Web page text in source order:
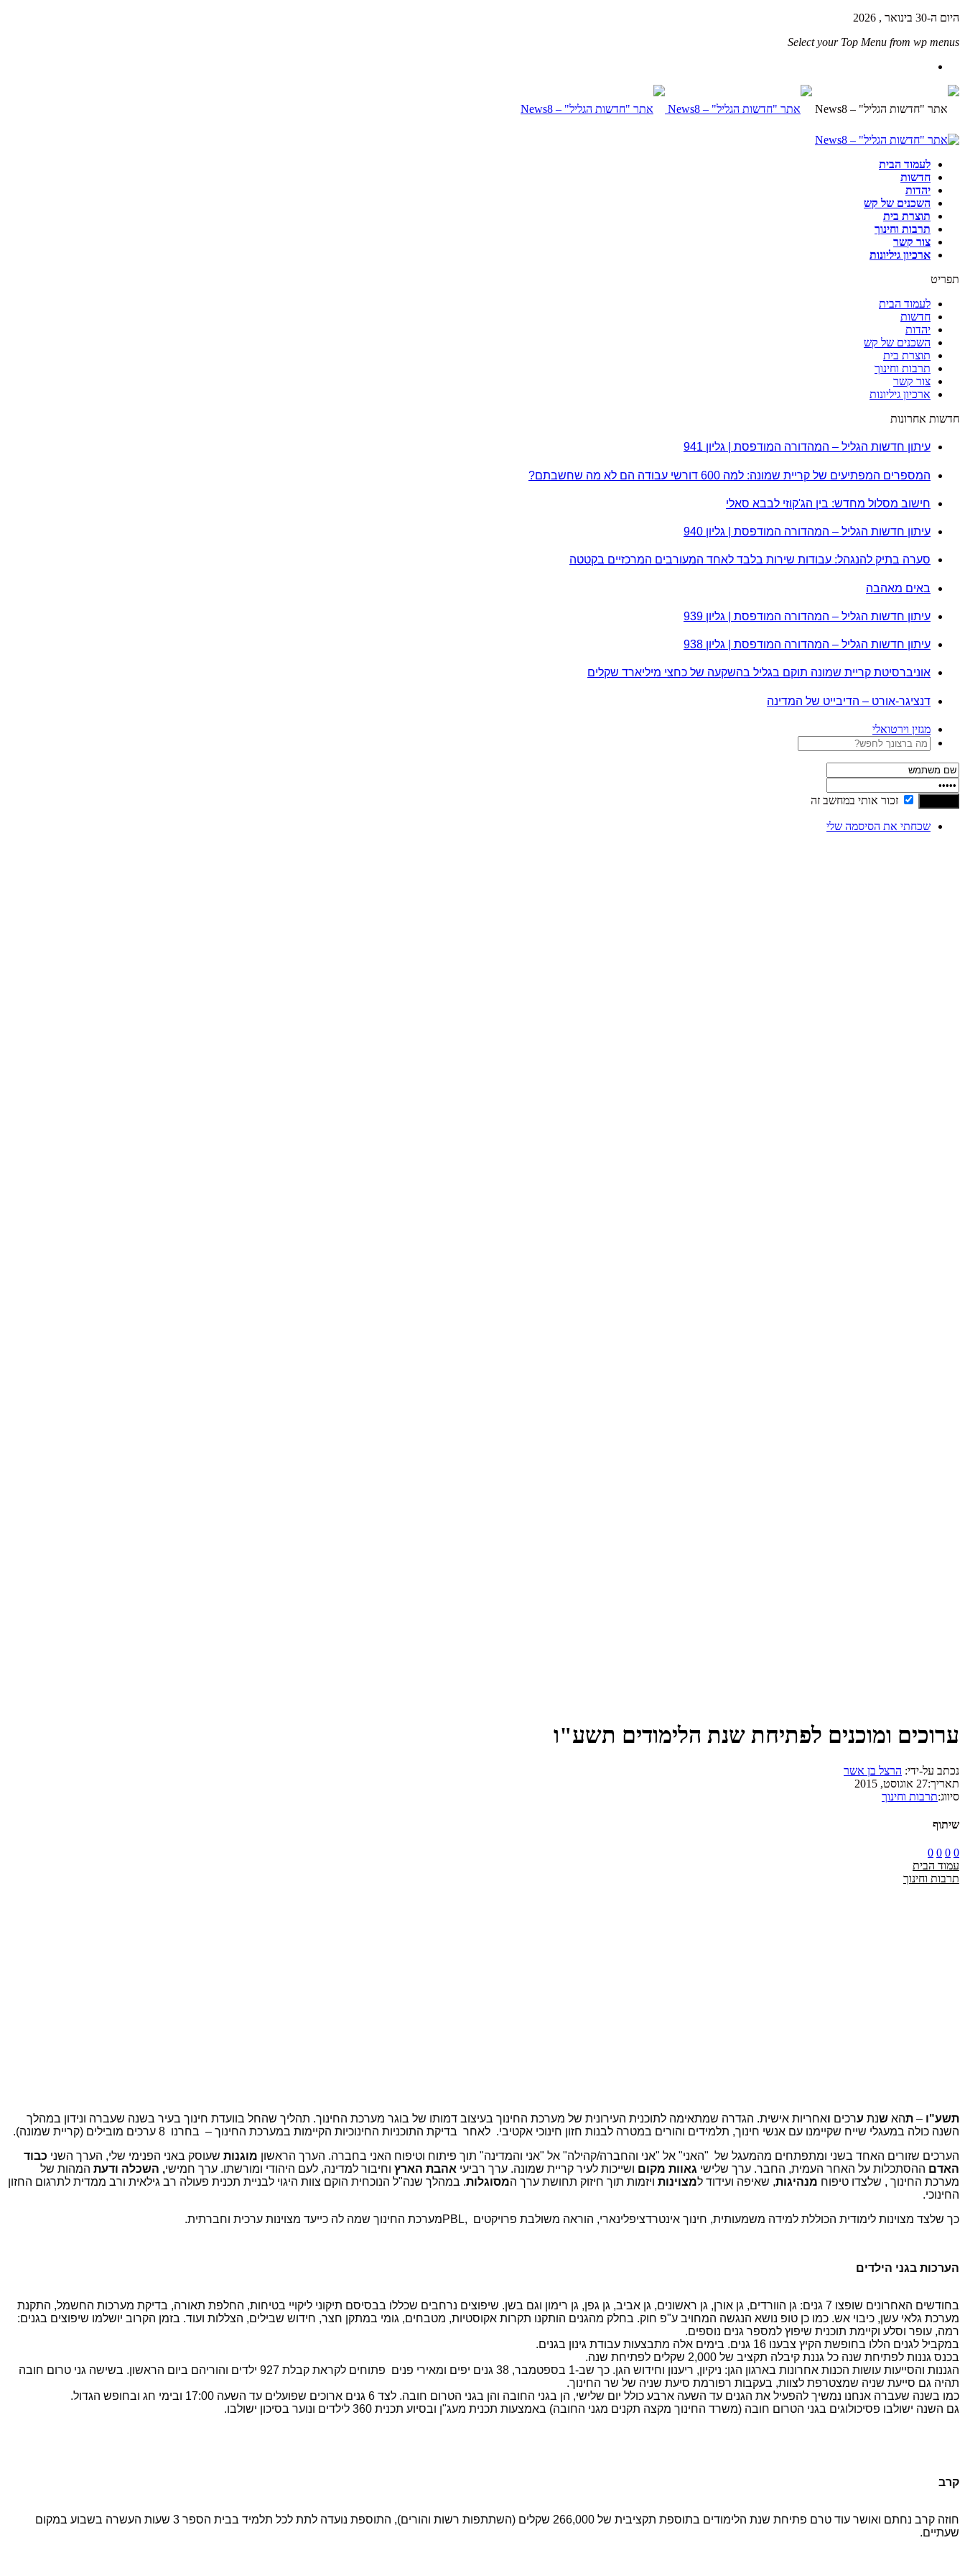
היום ה-30 בינואר , 2026
Select your Top Menu from wp menus
לעמוד הבית
חדשות
יהדות
השכנים של קש
תוצרת בית
תרבות וחינוך
צור קשר
ארכיון גיליונות
תפריט
לעמוד הבית
חדשות
יהדות
השכנים של קש
תוצרת בית
תרבות וחינוך
צור קשר
ארכיון גיליונות
חדשות אחרונות
עיתון חדשות הגליל – המהדורה המודפסת | גליון 941
המספרים המפתיעים של קריית שמונה: למה 600 דורשי עבודה הם לא מה שחשבתם?
חישוב מסלול מחדש: בין הג'קוזי לבבא סאלי
עיתון חדשות הגליל – המהדורה המודפסת | גליון 940
סערה בתיק להנגהל: עבודות שירות בלבד לאחד המעורבים המרכזיים בקטטה
באים מאהבה
עיתון חדשות הגליל – המהדורה המודפסת | גליון 939
עיתון חדשות הגליל – המהדורה המודפסת | גליון 938
אוניברסיטת קריית שמונה תוקם בגליל בהשקעה של כחצי מיליארד שקלים
דנציגר-אורט – הדיבייט של המדינה
מגזין וירטואלי
זכור אותי במחשב זה
שכחתי את הסיסמה שלי
ערוכים ומוכנים לפתיחת שנת הלימודים תשע"ו
נכתב על-ידי: הרצל בן אשר
תאריך:27 אוגוסט, 2015
סיווג:תרבות וחינוך
שיתוף
0
0
0
0
עמוד הבית
תרבות וחינוך
תשע"ו – תהא שנת ערכים ואחריות אישית. הגדרה שמתאימה לתוכנית העירונית של מערכת החינוך בעיצוב דמותו של בוגר מערכת החינוך. תהליך שהחל בוועדת חינוך בעיר בשנה שעברה ונידון במהלך
השנה כולה במעגלי שייח שקיימנו עם אנשי חינוך, תלמידים והורים במטרה לבנות חזון חינוכי אקטיבי. לאחר בדיקת התוכניות החינוכיות הקיימות במערכת החינוך – בחרנו 8 ערכים מובילים (קריית שמונה).
הערכים שזורים האחד בשני ומתפתחים מהמעגל של "האני" אל "אני והחברה/קהילה" אל "אני והמדינה" תוך פיתוח וטיפוח האני בחברה. הערך הראשון מוגנות שעוסק באני הפנימי שלי, הערך השני כבוד
האדם ההסתכלות על האחר העמית, החבר. ערך שלישי גאוות מקום ושייכות לעיר קריית שמונה. ערך רביעי אהבת הארץ וחיבור למדינה, לעם היהודי ומורשתו. ערך חמישי, השכלה ודעת המהות של
מערכת החינוך , שלצדו טיפוח מנהיגות, שאיפה ועידוד למצוינות ויזמות תוך חיזוק תחושת ערך המסוגלות. במהלך שנה"ל הנוכחית הוקם צוות היגוי לבניית תכנית פעולה רב גילאית ורב ממדית לתרגום החזון
החינוכי.
כך שלצד מצוינות לימודית הכוללת למידה משמעותית, חינוך אינטרדציפלינארי, הוראה משולבת פרויקטים ,PBL מערכת החינוך שמה לה כייעד מצוינות ערכית וחברתית.
הערכות בגני הילדים
בחודשים האחרונים שופצו 7 גנים: גן הוורדים, גן אורן, גן ראשונים, גן אביב, גן גפן, גן רימון וגם בשן. שיפוצים נרחבים שכללו בבסיסם תיקוני ליקויי בטיחות, החלפת תאורה, בדיקת מערכות החשמל, התקנת
מערכת גלאי עשן, כיבוי אש. כמו כן טופ נושא הנגשה המחויב ע"פ חוק. בחלק מהגנים הותקנו תקרות אקוסטיות, מטבחים, גומי במתקן חצר, חידוש שבילים, הצללות ועוד. בזמן הקרוב יושלמו שיפוצים בגנים:
רמה, עופר וסלע וקיימת תוכנית שיפוץ למספר גנים נוספים.
במקביל לגנים הללו בחופשת הקיץ צבענו 16 גנים. בימים אלה מתבצעות עבודת גינון בגנים.
בכנס גננות לפתיחת שנה כל גננת קיבלה תקציב של 2,000 שקלים לפתיחת שנה.
הגננות והסייעות עושות הכנות אחרונות בארגון הגן: ניקיון, ריענון וחידוש הגן. כך שב-1 בספטמבר, 38 גנים יפים ומאירי פנים פתוחים לקראת קבלת 927 ילדים והוריהם ביום הראשון. בשישה גני טרום חובה
תהיה גם סייעת שניה שמצטרפת לצוות, בעקבות רפורמת סיעת שניה של שר החינוך.
כמו בשנה שעברה אנחנו נמשיך להפעיל את הגנים עד השעה ארבע כולל יום שלישי, הן בגני החובה והן בגני הטרום חובה. לצד 6 גנים ארוכים שפועלים עד השעה 17:00 ובימי חג ובחופש הגדול.
גם השנה ישולבו פסיכולוגים בגני הטרום חובה (משרד החינוך מקצה תקנים מגני החובה) באמצעות תכנית מעג"ן ובסיוע תכנית 360 לילדים ונוער בסיכון ישולבו.
קרב
חוזה קרב נחתם ואושר עוד טרם פתיחת שנת הלימודים בתוספת תקציבית של 266,000 שקלים (השתתפות רשות והורים), התוספת נועדה לתת לכל תלמיד בבית הספר 3 שעות העשרה בשבוע במקום
שעתיים.